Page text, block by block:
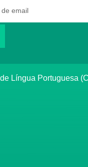
Língua Portuguesa